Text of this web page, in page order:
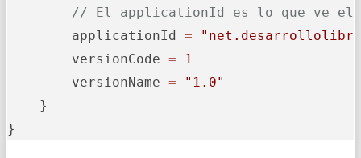
// El applicationId es lo que ve el
        applicationId
=
        versionCode
=
1
        versionName
=
"1.0"
    }
}